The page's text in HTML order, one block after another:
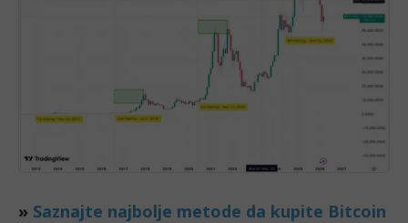
» Saznajte najbolje metode da kupite Bitcoin